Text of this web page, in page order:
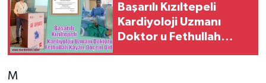
Başarılı Kızıltepeli
Kardiyoloji Uzmanı
Doktor u Fethullah
M